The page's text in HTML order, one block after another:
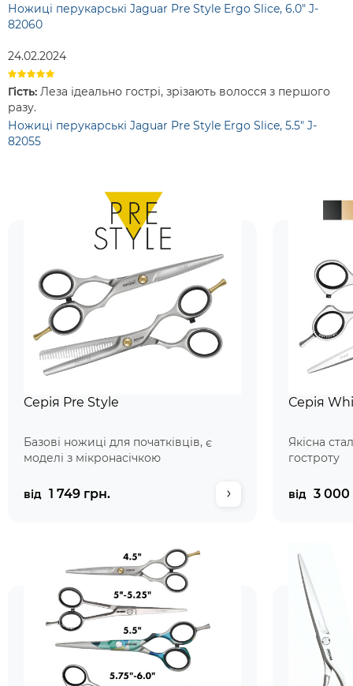
Ножиці перукарські Jaguar Pre Style Ergo Slice, 6.0" J-
82060
24.02.2024
Гість: Леза ідеально гострі, зрізають волосся з першого
разу.
Ножиці перукарські Jaguar Pre Style Ergo Slice, 5.5" J-
82055
Серія Pre Style
Базові ножиці для початківців, є
моделі з мікронасічкою
від 1 749 грн.
Серія
Якісна
гостроту
від 3 000